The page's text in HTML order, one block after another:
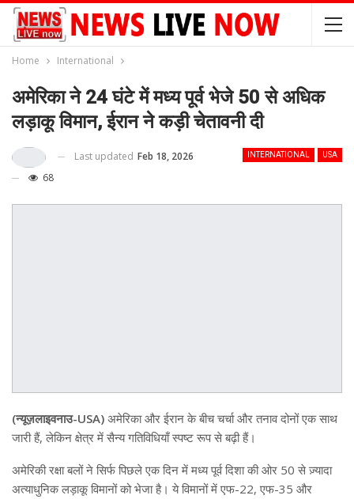
Home International
अमेरिका ने 24 घंटे में मध्य पूर्व भेजे 50 से अधिक
लड़ाकू विमान, ईरान ने कड़ी चेतावनी दी
INTERNATIONAL USA
Last updated Feb 18, 2026
68
(न्यूज़लाइवनाउ-USA) अमेरिका और ईरान के बीच चर्चा और तनाव दोनों एक साथ
जारी हैं, लेकिन क्षेत्र में सैन्य गतिविधियाँ स्पष्ट रूप से बढ़ी हैं।
अमेरिकी रक्षा बलों ने सिर्फ पिछले एक दिन में मध्य पूर्व दिशा की ओर 50 से ज़्यादा
अत्याधुनिक लड़ाकू विमानों को भेजा है। ये विमानों में एफ-22, एफ-35 और